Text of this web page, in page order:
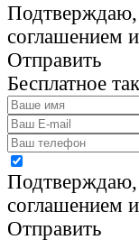
Подтверждаю,
соглашением
Отправить
Бесплатное
Подтверждаю,
соглашением
Отправить